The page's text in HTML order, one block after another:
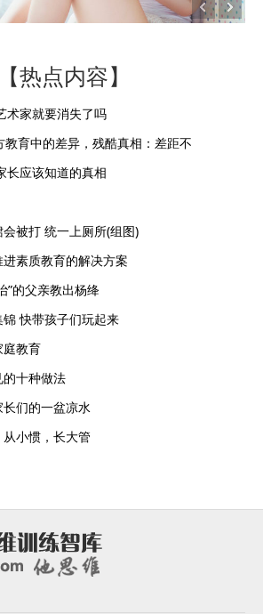
【热点内容】
术家就要消失了吗
育中的差异，残酷真相：差距不
长应该知道的真相
被打 统一上厕所(组图)
素质教育的解决方案
”的父亲教出杨绛
快带孩子们玩起来
庭教育
十种做法
们的一盆凉水
小惯，长大管